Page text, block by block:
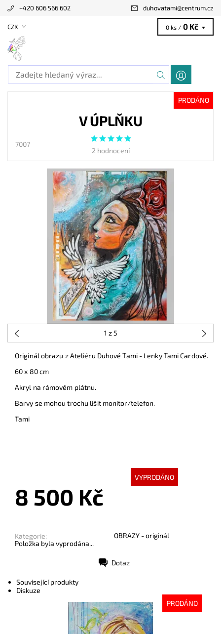
+420 606 566 602 duhovatami@centrum.cz
CZK 0 ks / 0 Kč
PRODÁNO
V ÚPLŇKU
7007
2 hodnocení
1 z 5
Originál obrazu z Ateliéru Duhové Tami - Lenky Tami Cardové.
60 x 80 cm
Akryl na rámovém plátnu.
Barvy se mohou trochu lišit monitor/telefon.
Tami
VYPRODÁNO
8 500 Kč
Kategorie:
OBRAZY - originál
Položka byla vyprodána...
Dotaz
Související produkty
Diskuze
PRODÁNO
Vyprodáno
998